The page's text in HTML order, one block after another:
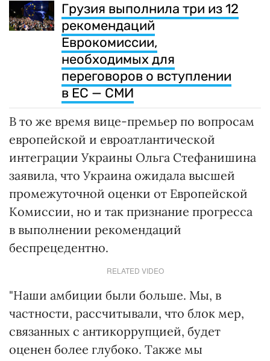
Грузия выполнила три из 12
рекомендаций
Еврокомиссии,
необходимых для
переговоров о вступлении
в ЕС — СМИ
В то же время вице-премьер по вопросам
европейской и евроатлантической
интеграции Украины Ольга Стефанишина
заявила, что Украина ожидала высшей
промежуточной оценки от Европейской
Комиссии, но и так признание прогресса
в выполнении рекомендаций
беспрецедентно.
RELATED VIDEO
"Наши амбиции были больше. Мы, в
частности, рассчитывали, что блок мер,
связанных с антикоррупцией, будет
оценен более глубоко. Также мы